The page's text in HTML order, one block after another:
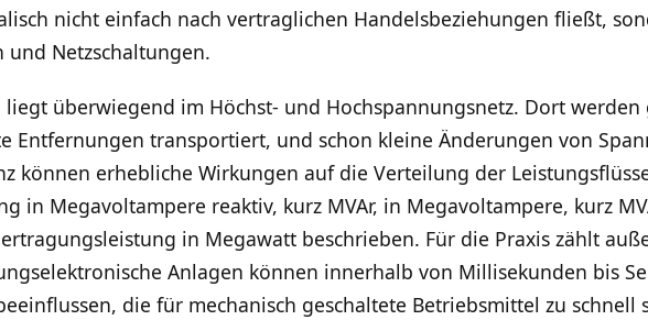
nicht einfach nach vertraglichen Handelsbeziehungen fließt,
Netzschaltungen.
liegt überwiegend im Höchst- und Hochspannungsnetz. Dort werden
Entfernungen transportiert, und schon kleine Änderungen von
können erhebliche Wirkungen auf die Verteilung der
in Megavoltampere reaktiv, kurz MVAr, in Megavoltampere, kurz
in Megawatt beschrieben. Für die Praxis zählt
Anlagen können innerhalb von Millisekunden bis
die für mechanisch geschaltete Betriebsmittel zu schnell